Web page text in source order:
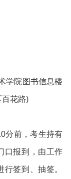
院图书信息楼
花路)
前，考生持有
口报到，由工作
签到、抽签。